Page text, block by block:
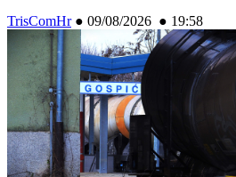
TrisComHr● 09/08/2026 ● 19:58